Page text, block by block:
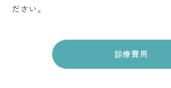
ださい。
診療費用